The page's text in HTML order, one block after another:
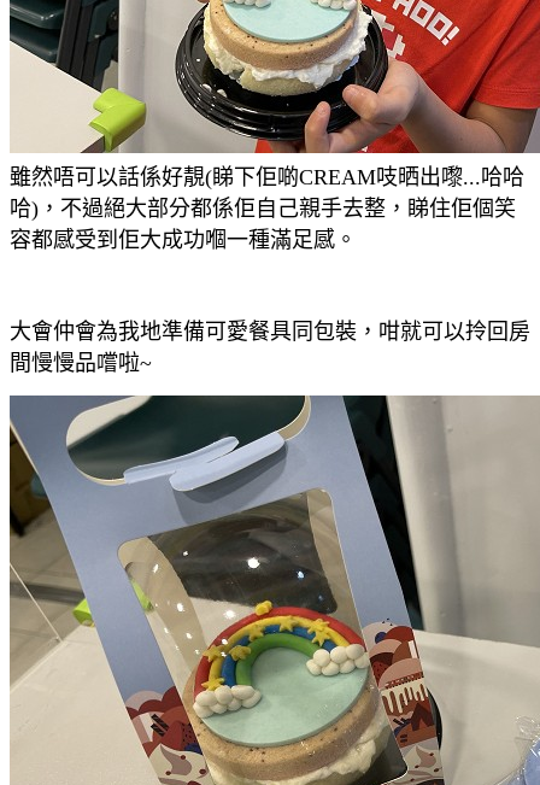
雖然唔可以話係好靚(睇下佢啲CREAM吱晒出嚟...哈哈
哈)，不過絕大部分都係佢自己親手去整，睇住佢個笑
容都感受到佢大成功嗰一種滿足感。
大會仲會為我地準備可愛餐具同包裝，咁就可以拎回房
間慢慢品嚐啦~